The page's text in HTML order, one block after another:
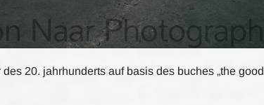
20. jahrhunderts auf basis des buches „the good